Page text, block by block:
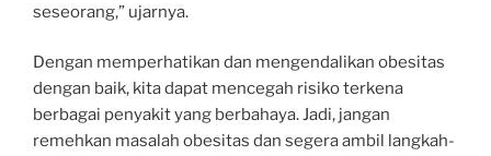
seseorang,” ujarnya.
Dengan memperhatikan dan mengendalikan obesitas
dengan baik, kita dapat mencegah risiko terkena
berbagai penyakit yang berbahaya. Jadi, jangan
remehkan masalah obesitas dan segera ambil langkah-